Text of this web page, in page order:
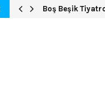
Boş Beşik